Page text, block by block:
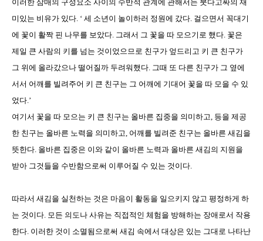
이러한 삼매의 구성요소 사이의 수반적 관계에 관해서는 붓다고싸의 재
미있는 비유가 있다. ‘ 세 소년이 놀이하러 정원에 갔다. 걸으면서 꼭대기
에 꽃이 활짝 핀 나무를 보았다. 그래서 그 꽃을 따 모으기로 했다. 꽃은
제일 큰 사람의 키를 넘는 것이었으므로 친구가 엎드리고 키 큰 친구가
그 위에 올라갔으나 떨어질까 두려워했다. 그때 또 다른 친구가 그 옆에
서서 어깨를 빌려주어 키 큰 친구는 그 어깨에 기대어 꽃을 따 모을 수 있
었다.’
여기서 꽃을 따 모으는 키 큰 친구는 올바른 집중을 의미하고, 등을 제공
한 친구는 올바른 노력을 의미하고, 어깨를 빌려준 친구는 올바른 새김을
뜻한다. 올바른 집중은 이와 같이 올바른 노력과 올바른 새김의 지원을
받아 그것들을 수반함으로써 이루어질 수 있는 것이다.
따라서 새김을 실천하는 것은 마음이 활동을 일으키지 않고 평정하게 하
는 것이다. 모든 의도나 사유는 직접적인 체험을 방해하는 장애로서 작용
한다. 이러한 것이 소멸됨으로써 새김 속에서 대상은 있는 그대로 나타난